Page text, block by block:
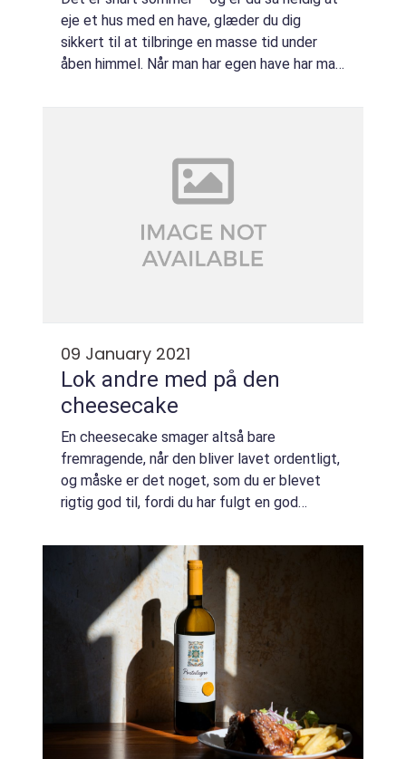
eje et hus med en have, glæder du dig
sikkert til at tilbringe en masse tid under
åben himmel. Når man har egen have har man
09 January 2021
Lok andre med på den
cheesecake
En cheesecake smager altså bare
fremragende, når den bliver lavet ordentligt,
og måske er det noget, som du er blevet
rigtig god til, fordi du har fulgt en god
problem er bare, at den smager så godt, at
du...